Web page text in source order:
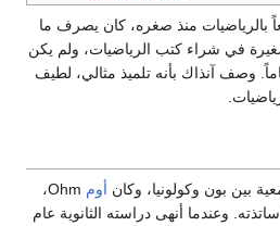
بالرياضيات منذ صغره، كان يصرف ما
في شراء كتب الرياضيات، ولم يكن
وصف آنذاك بأنه تلميذ مثالي، لطيف
بين بون وكولونيا، وكان أوم
Ohm،
وعندما أنهى دراسته الثانوية عام